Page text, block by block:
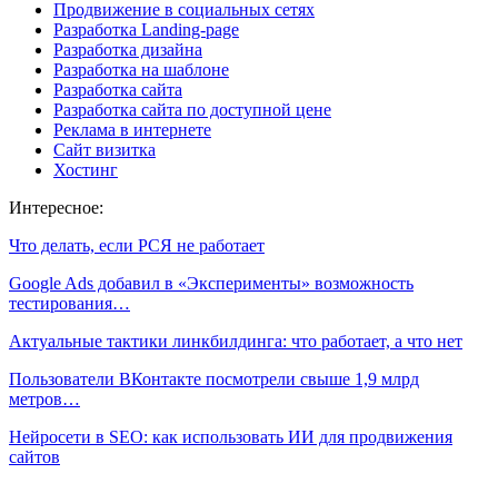
Продвижение в социальных сетях
Разработка Landing-page
Разработка дизайна
Разработка на шаблоне
Разработка сайта
Разработка сайта по доступной цене
Реклама в интернете
Сайт визитка
Хостинг
Интересное:
Что делать, если РСЯ не работает
Google Ads добавил в «Эксперименты» возможность
тестирования…
Актуальные тактики линкбилдинга: что работает, а что нет
Пользователи ВКонтакте посмотрели свыше 1,9 млрд
метров…
Нейросети в SEO: как использовать ИИ для продвижения
сайтов